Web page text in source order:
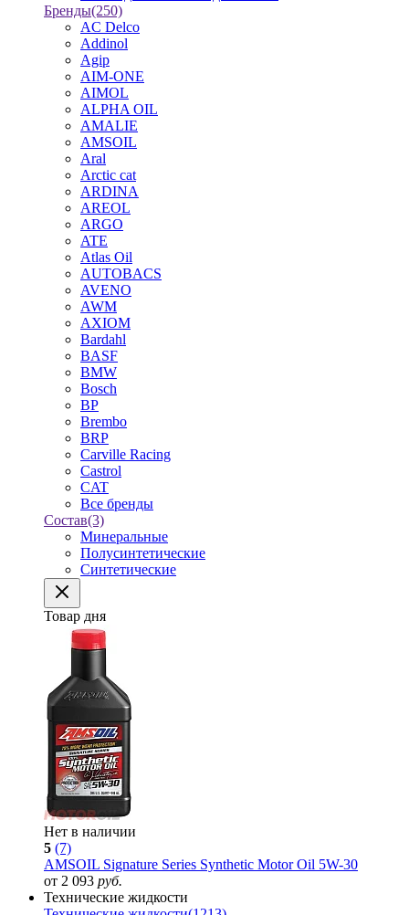
Бренды(250)
AC Delco
Addinol
Agip
AIM-ONE
AIMOL
ALPHA OIL
AMALIE
AMSOIL
Aral
Arctic cat
ARDINA
AREOL
ARGO
ATE
Atlas Oil
AUTOBACS
AVENO
AWM
AXIOM
Bardahl
BASF
BMW
Bosch
BP
Brembo
BRP
Carville Racing
Castrol
CAT
Все бренды
Состав(3)
Минеральные
Полусинтетические
Синтетические
Товар дня
Нет в наличии
5 (7)
AMSOIL Signature Series Synthetic Motor Oil 5W-30
от 2 093 руб.
Технические жидкости